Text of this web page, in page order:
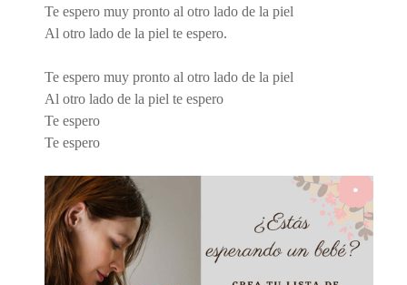
Te espero muy pronto al otro lado de la piel
Al otro lado de la piel te espero.
Te espero muy pronto al otro lado de la piel
Al otro lado de la piel te espero
Te espero
Te espero